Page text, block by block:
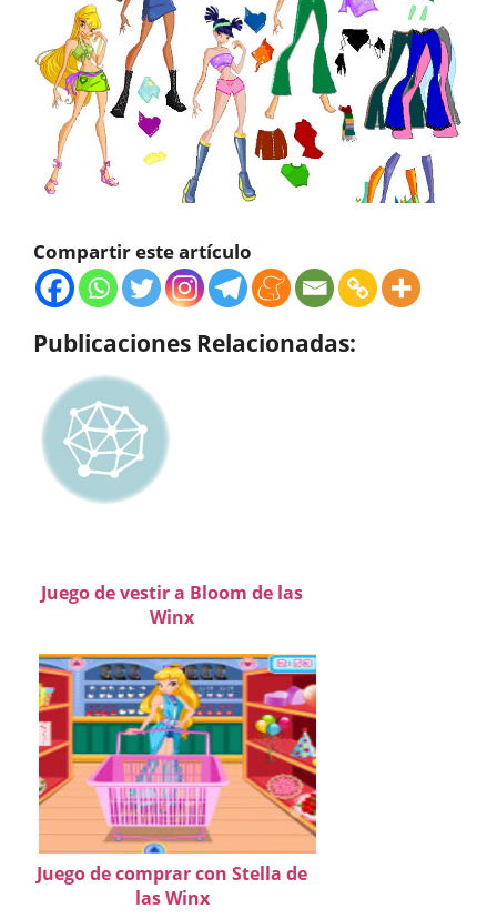
Compartir este artículo
Publicaciones Relacionadas:
Juego de vestir a Bloom de las
Winx
Juego de comprar con Stella de
las Winx